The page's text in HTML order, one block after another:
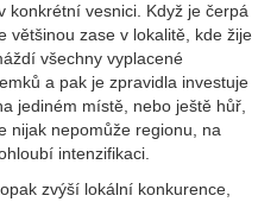
konkrétní vesnici. Když je čerpá
většinou zase v lokalitě, kde žije
všechny vyplacené
a pak je zpravidla investuje
jediném místě, nebo ještě hůř,
nijak nepomůže regionu, na
intenzifikaci.
zvýší lokální konkurence,